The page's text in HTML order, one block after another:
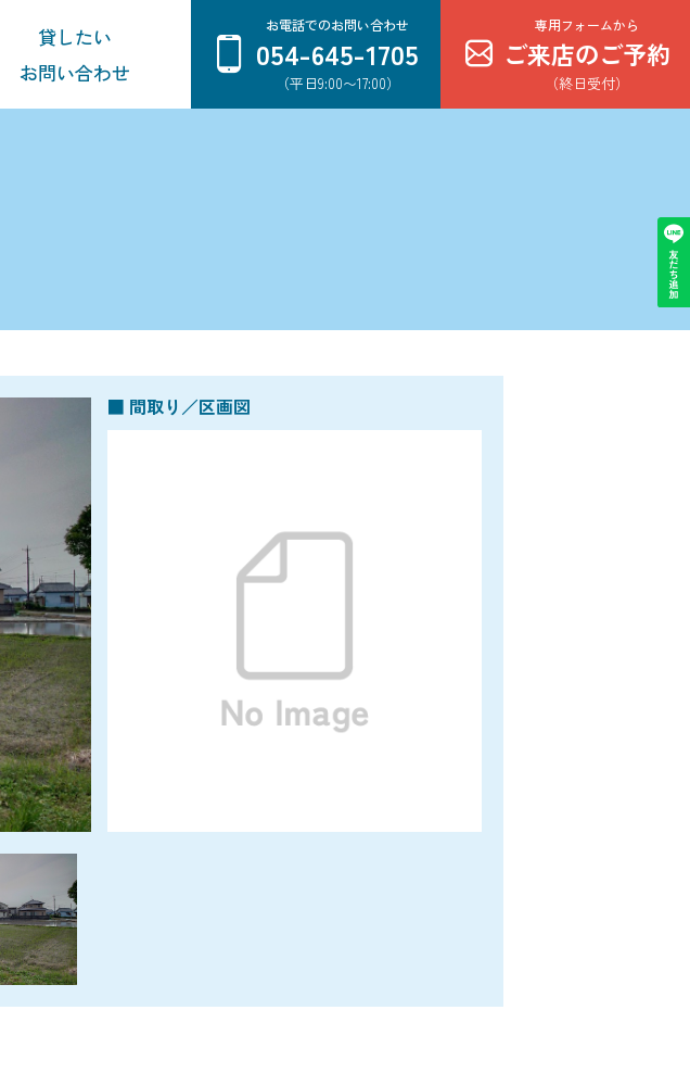
貸したい
お問い合わせ
お電話でのお問い合わせ
054-645-1705
（平日9:00〜17:00）
専用フォームから
ご来店のご予約
（終日受付）
■ 間取り／区画図